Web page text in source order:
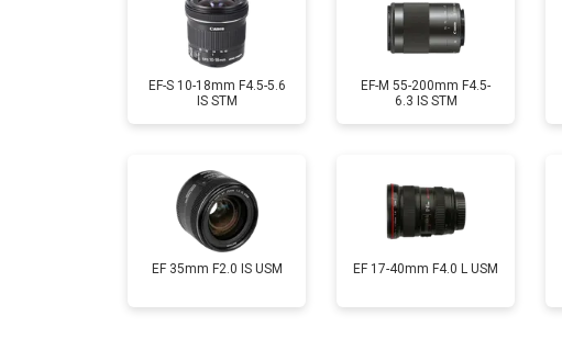
EF-S 10-18mm F4.5-5.6
IS STM
EF-M 55-200mm F4.5-
6.3 IS STM
EF 35mm F2.0 IS USM EF 17-40mm F4.0 L USM